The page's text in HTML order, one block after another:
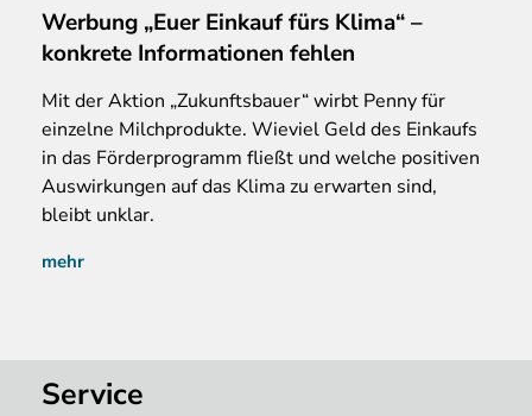
Werbung „Euer Einkauf fürs Klima“ –
konkrete Informationen fehlen
Mit der Aktion „Zukunftsbauer“ wirbt Penny für
einzelne Milchprodukte. Wieviel Geld des Einkaufs
in das Förderprogramm fließt und welche positiven
Auswirkungen auf das Klima zu erwarten sind,
bleibt unklar.
mehr
Service